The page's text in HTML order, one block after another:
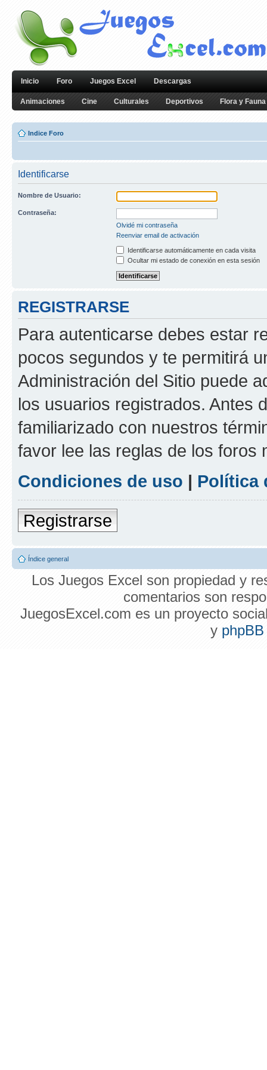
Inicio Foro Juegos Excel Descargas
Animaciones Cine Culturales Deportivos Flora y Fauna
Indice Foro
Identificarse
Nombre de Usuario:
Contraseña:
Olvidé mi contraseña
Reenviar email de activación
Identificarse automáticamente en cada visita
Ocultar mi estado de conexión en esta sesión
REGISTRARSE
Para autenticarse debes estar
pocos segundos y te permitirá
Administración del Sitio puede
los usuarios registrados. Antes
familiarizado con nuestros
favor lee las reglas de los foros
Condiciones de uso | Política
Registrarse
Índice general
Los Juegos Excel son propiedad y
comentarios son
JuegosExcel.com es un proyecto
y phpBB